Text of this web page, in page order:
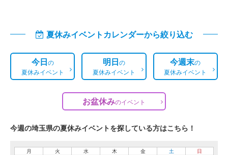
夏休みイベントカレンダーから絞り込む
今日の
夏休みイベント
明日の
夏休みイベント
今週末の
夏休みイベント
お盆休みのイベント
今週の埼玉県の夏休みイベントを探している方はこちら！
月 火 水 木 金 土 日